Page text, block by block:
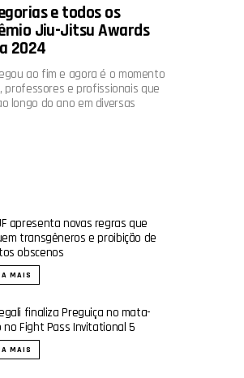
e todos os
Jiu-Jitsu Awards
2024
ao fim e agora é o momento
professores e profissionais que
longo do ano em diversas
apresenta novas regras que
transgêneros e proibição de
obscenos
MAIS
finaliza Preguiça no mata-
no Fight Pass Invitational 5
MAIS